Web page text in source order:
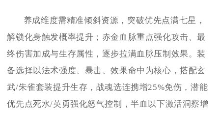
养成维度需精准倾斜资源，突破优先点满七星，
解锁化身触发概率提升；赤金血脉重点强化攻击、最
终伤害加成与生存属性，逐步拉满血脉压制效果。装
备选择以法术强度、暴击、效果命中为核心，搭配玄
武/朱雀套装提升生存，战魂选连携增25%免伤，潜能
优先点死水/英勇强化怒气控制，半血以下激活洞察增